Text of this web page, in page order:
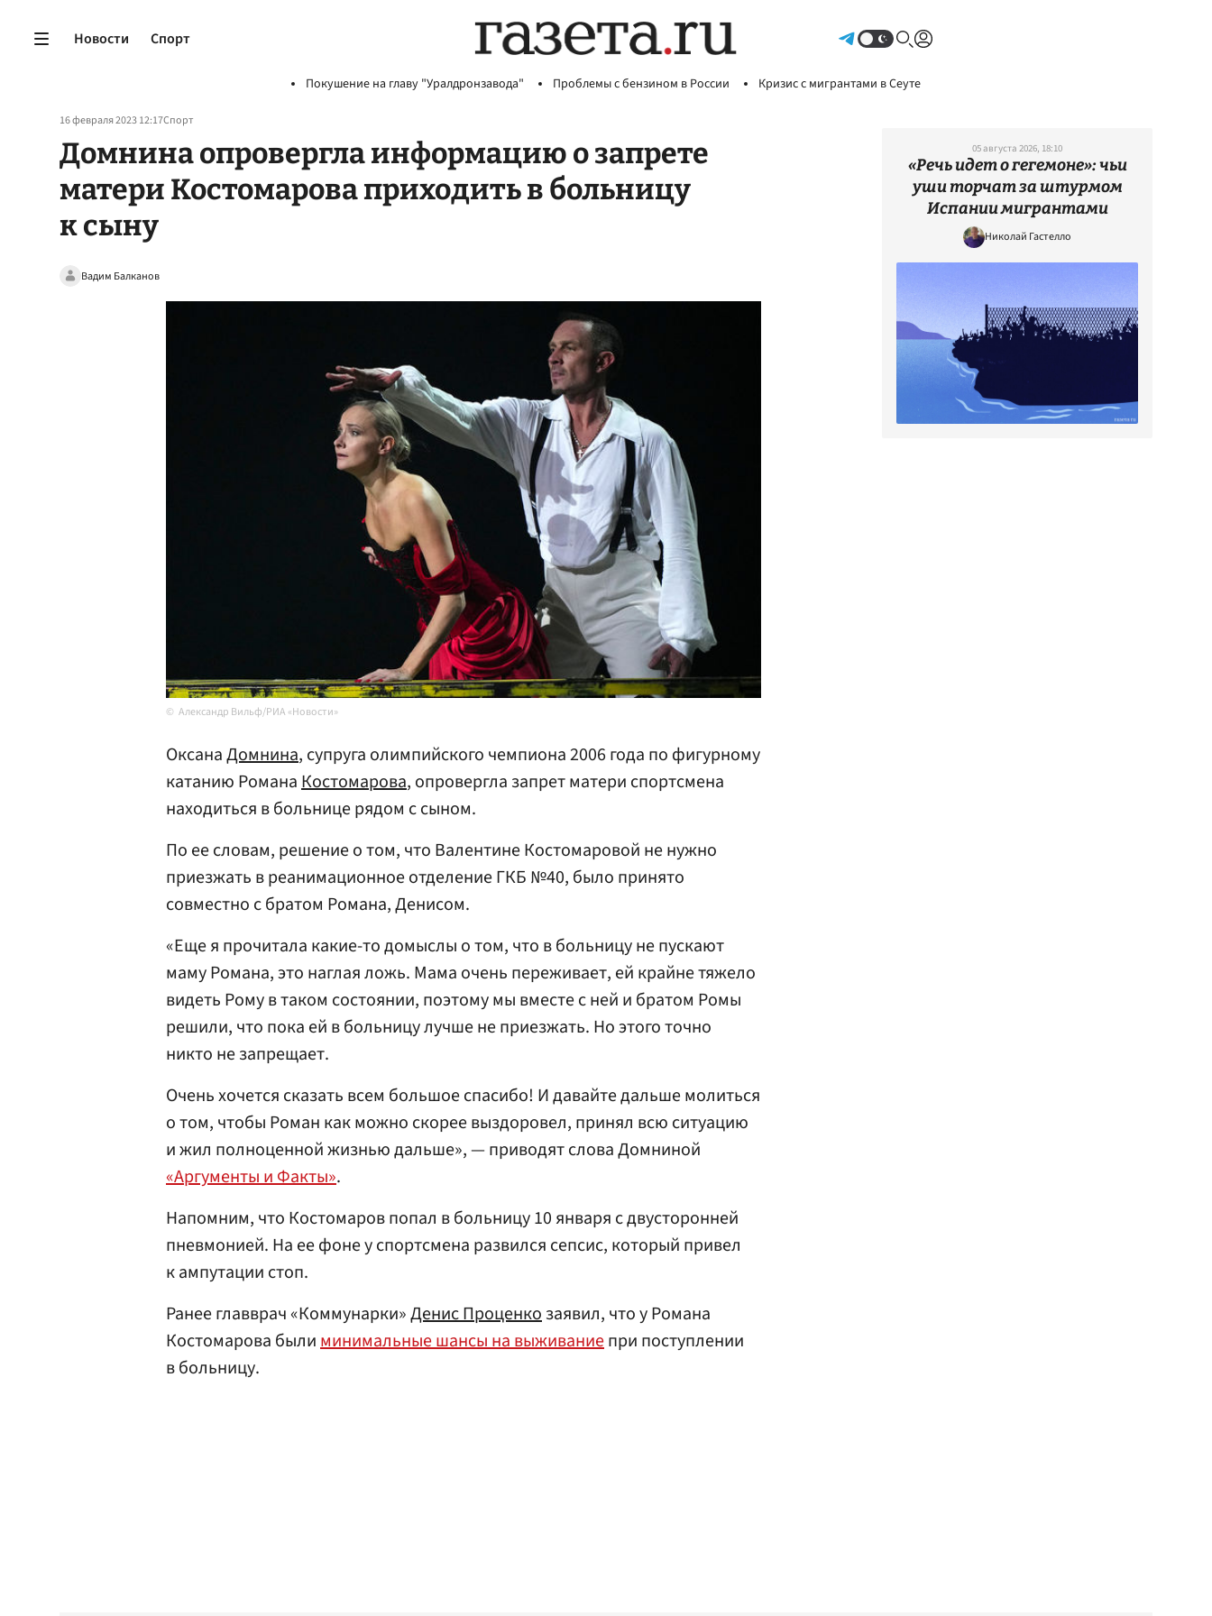
Новости Спорт
Покушение на главу "Уралдронзавода" Проблемы с бензином в России Кризис с мигрантами в Сеуте
16 февраля 2023 12:17Спорт
Домнина опровергла информацию о запрете
матери Костомарова приходить в больницу
к сыну
Вадим Балканов
Александр Вильф/РИА «Новости»
ОксанаДомнина, супруга олимпийского чемпиона 2006 года по фигурному
катанию РоманаКостомарова, опровергла запрет матери спортсмена
находиться в больнице рядом с сыном.
По ее словам, решение о том, что Валентине Костомаровой не нужно
приезжать в реанимационное отделение ГКБ №40, было принято
совместно с братом Романа, Денисом.
«Еще я прочитала какие-то домыслы о том, что в больницу не пускают
маму Романа, это наглая ложь. Мама очень переживает, ей крайне тяжело
видеть Рому в таком состоянии, поэтому мы вместе с ней и братом Ромы
решили, что пока ей в больницу лучше не приезжать. Но этого точно
никто не запрещает.
Очень хочется сказать всем большое спасибо! И давайте дальше молиться
о том, чтобы Роман как можно скорее выздоровел, принял всю ситуацию
и жил полноценной жизнью дальше», — приводят слова Домниной
«Аргументы и Факты».
Напомним, что Костомаров попал в больницу 10 января с двусторонней
пневмонией. На ее фоне у спортсмена развился сепсис, который привел
к ампутации стоп.
Ранее главврач «Коммунарки»Денис Проценкозаявил, что у Романа
Костомарова былиминимальные шансы на выживаниепри поступлении
в больницу.
05 августа 2026, 18:10
«Речь идет о гегемоне»: чьи
уши торчат за штурмом
Испании мигрантами
Николай Гастелло